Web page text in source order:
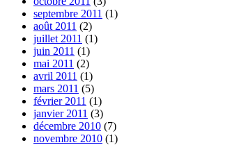
septembre 2011 (1)
août 2011 (2)
juillet 2011 (1)
juin 2011 (1)
mai 2011 (2)
avril 2011 (1)
mars 2011 (5)
février 2011 (1)
janvier 2011 (3)
décembre 2010 (7)
novembre 2010 (1)